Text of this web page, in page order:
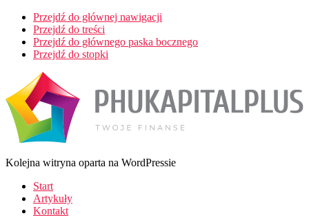
Przejdź do głównej nawigacji
Przejdź do treści
Przejdź do głównego paska bocznego
Przejdź do stopki
Kolejna witryna oparta na WordPressie
Start
Artykuły
Kontakt